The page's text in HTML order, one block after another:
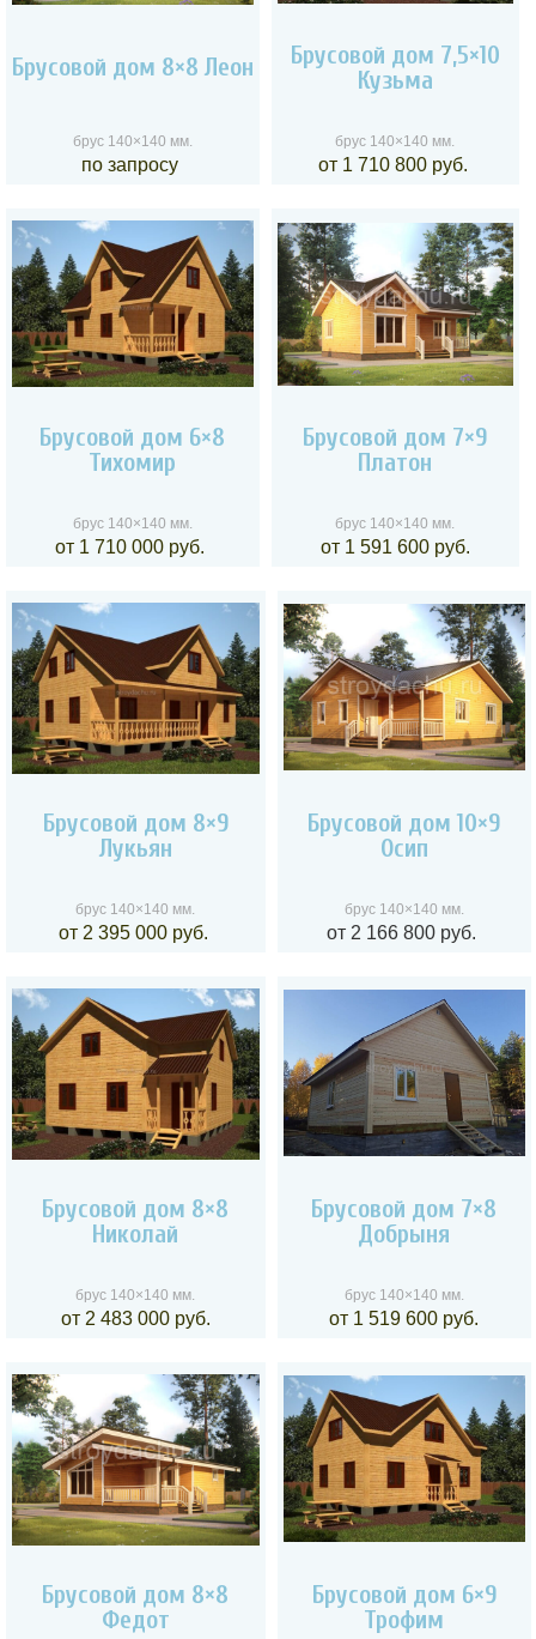
Брусовой дом 8×8 Леон
Брусовой дом 7,5×10
Кузьма
брус 140×140 мм.
по запросу
брус 140×140 мм.
от 1 710 800 руб.
Брусовой дом 6×8
Тихомир
Брусовой дом 7×9
Платон
брус 140×140 мм.
от 1 710 000 руб.
брус 140×140 мм.
от 1 591 600 руб.
Брусовой дом 8×9
Лукьян
Брусовой дом 10×9
Осип
брус 140×140 мм.
от 2 395 000 руб.
брус 140×140 мм.
от 2 166 800 руб.
Брусовой дом 8×8
Николай
Брусовой дом 7×8
Добрыня
брус 140×140 мм.
от 2 483 000 руб.
брус 140×140 мм.
от 1 519 600 руб.
Брусовой дом 8×8
Федот
Брусовой дом 6×9
Трофим